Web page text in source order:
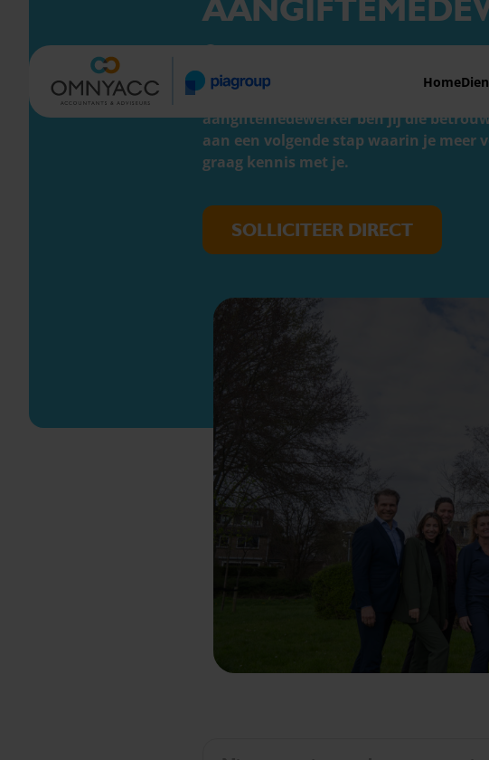
ECHT ALLES ONDER ÉÉN DAK SINDS 1930 7.000 KLANTEN GINGEN JE VOOR
Home
aangiftemedewerker ben jij die
aan een volgende stap waarin je
graag kennis met je.
SOLLICITEER DIRECT